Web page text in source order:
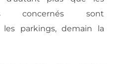
concernés sont
les parkings, demain la